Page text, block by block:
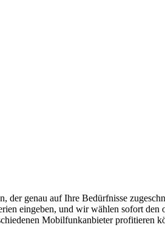
genau auf Ihre Bedürfnisse
eingeben, und wir wählen sofort
Mobilfunkanbieter profitieren